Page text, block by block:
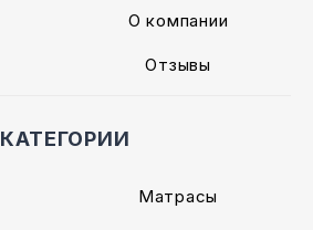
О компании
Отзывы
КАТЕГОРИИ
Матрасы